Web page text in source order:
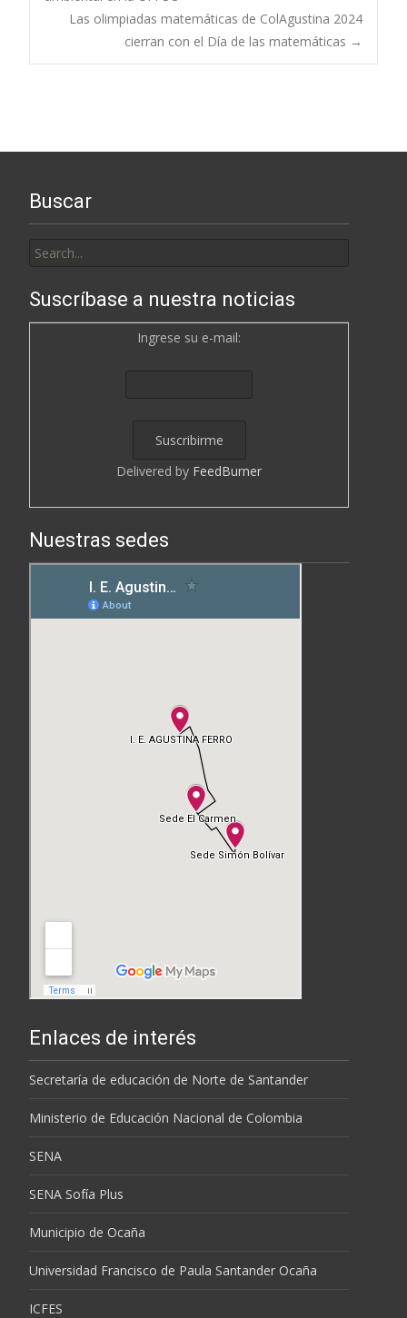
navigation
Las olimpiadas matemáticas de ColAgustina 2024
cierran con el Día de las matemáticas →
Buscar
for:
Suscríbase a nuestra noticias
Ingrese su e-mail:
Delivered by FeedBurner
Nuestras sedes
Enlaces de interés
Secretaría de educación de Norte de Santander
Ministerio de Educación Nacional de Colombia
SENA
SENA Sofía Plus
Municipio de Ocaña
Universidad Francisco de Paula Santander Ocaña
ICFES